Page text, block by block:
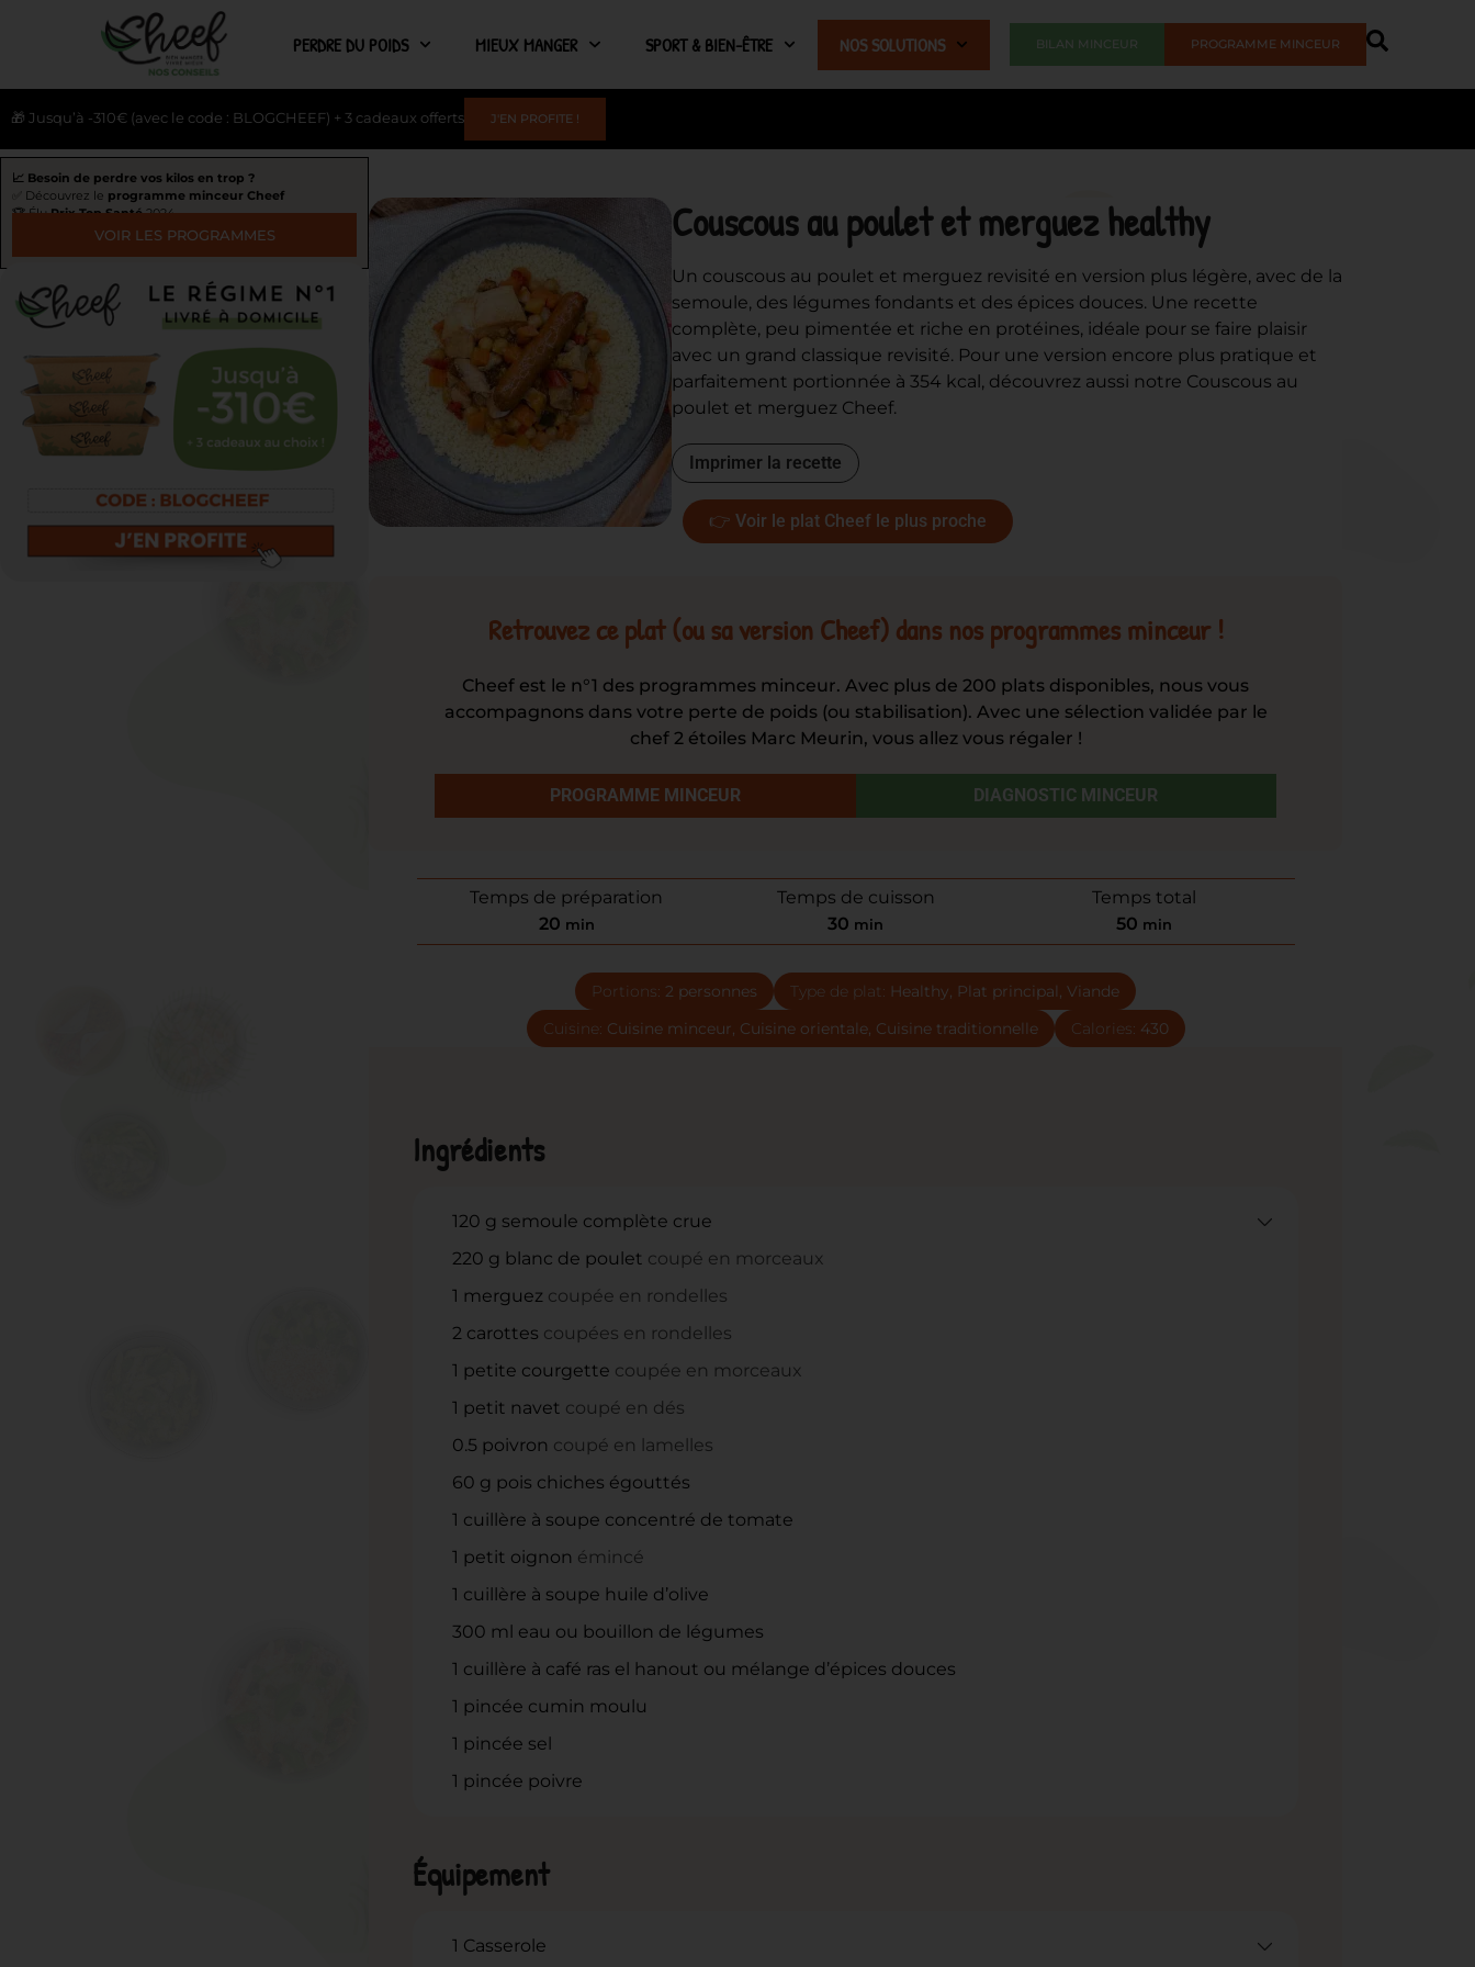
PERDRE DU POIDS MIEUX MANGER SPORT & BIEN-ÊTRE NOS SOLUTIONS BILAN MINCEUR PROGRAMME MINCEUR
🎁 Jusqu’à -310€ (avec le code : BLOGCHEEF) + 3 cadeaux offerts J'EN PROFITE !
📈 Besoin de perdre vos kilos en trop ?
✅ Découvrez le programme minceur Cheef
🏆 ÉluPrix Top Santé2024
VOIR LES PROGRAMMES Couscous au poulet et merguez healthy
Un couscous au poulet et merguez revisité en version plus légère, avec de la
semoule, des légumes fondants et des épices douces. Une recette
complète, peu pimentée et riche en protéines, idéale pour se faire plaisir
avec un grand classique revisité. Pour une version encore plus pratique et
parfaitement portionnée à 354 kcal, découvrez aussi notre Couscous au
poulet et merguez Cheef.
Imprimer la recette
👉 Voir le plat Cheef le plus proche
Retrouvez ce plat (ou sa version Cheef) dans nos programmes minceur !
Cheef est le n°1 des programmes minceur. Avec plus de 200 plats disponibles, nous vous
accompagnons dans votre perte de poids (ou stabilisation). Avec une sélection validée par le
chef 2 étoiles Marc Meurin, vous allez vous régaler !
PROGRAMME MINCEUR DIAGNOSTIC MINCEUR
Temps de préparation
20 min
Temps de cuisson
30 min
Temps total
50 min
Portions: 2 personnes Type de plat: Healthy, Plat principal, Viande
Cuisine: Cuisine minceur, Cuisine orientale, Cuisine traditionnelle Calories: 430
Ingrédients
120 g semoule complète crue
220 g blanc de poulet coupé en morceaux
1 merguez coupée en rondelles
2 carottes coupées en rondelles
1 petite courgette coupée en morceaux
1 petit navet coupé en dés
0.5 poivron coupé en lamelles
60 g pois chiches égouttés
1 cuillère à soupe concentré de tomate
1 petit oignon émincé
1 cuillère à soupe huile d’olive
300 ml eau ou bouillon de légumes
1 cuillère à café ras el hanout ou mélange d’épices douces
1 pincée cumin moulu
1 pincée sel
1 pincée poivre
Équipement
1 Casserole